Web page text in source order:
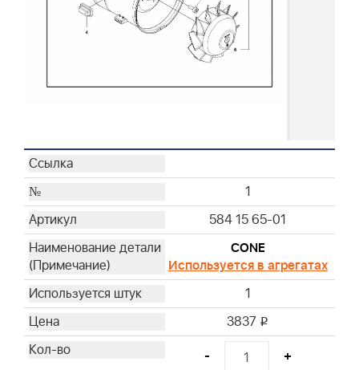
1
584 15 65-01
CONE
Используется в агрегатах
1
3837 i
- +